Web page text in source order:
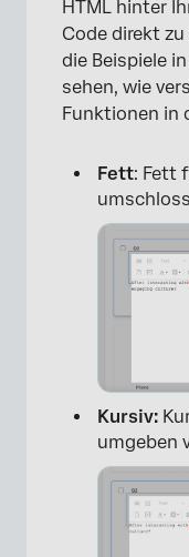
HTML hinter
Code direkt
die Beispiele
sehen, wie
Funktionen in
Fett: Fett
Kursiv:
umgeben